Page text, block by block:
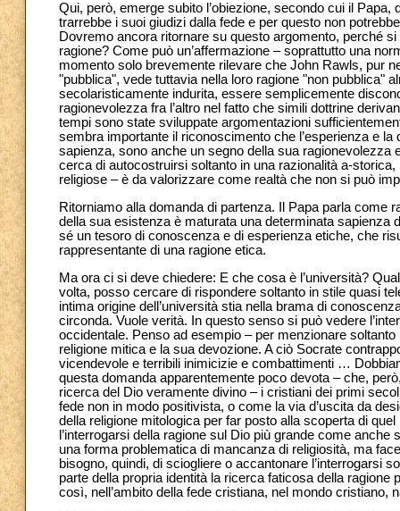
Qui, però, emerge subito l’obiezione, secondo cui il
trarrebbe i suoi giudizi dalla fede e per questo non
Dovremo ancora ritornare su questo argomento, perché
ragione? Come può un’affermazione – soprattutto una
momento solo brevemente rilevare che John Rawls, pur
"pubblica", vede tuttavia nella loro ragione "non pubblica"
secolaristicamente indurita, essere semplicemente
ragionevolezza fra l’altro nel fatto che simili dottrine
tempi sono state sviluppate argomentazioni
sembra importante il riconoscimento che l’esperienza e
sapienza, sono anche un segno della sua
cerca di autocostruirsi soltanto in una razionalità a-
religiose – è da valorizzare come realtà che non si può
Ritorniamo alla domanda di partenza. Il Papa parla come
della sua esistenza è maturata una determinata
sé un tesoro di conoscenza e di esperienza etiche, che
rappresentante di una ragione etica.
Ma ora ci si deve chiedere: E che cosa è l’università?
volta, posso cercare di rispondere soltanto in stile quasi
intima origine dell’università stia nella brama di
circonda. Vuole verità. In questo senso si può vedere
occidentale. Penso ad esempio – per menzionare
religione mitica e la sua devozione. A ciò Socrate
vicendevole e terribili inimicizie e combattimenti …
questa domanda apparentemente poco devota – che,
ricerca del Dio veramente divino – i cristiani dei primi
fede non in modo positivista, o come la via d’uscita da
della religione mitologica per far posto alla scoperta di
l’interrogarsi della ragione sul Dio più grande come
una forma problematica di mancanza di religiosità, ma
bisogno, quindi, di sciogliere o accantonare l’interrogarsi
parte della propria identità la ricerca faticosa della
così, nell’ambito della fede cristiana, nel mondo cristiano,